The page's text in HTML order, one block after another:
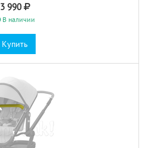
3 990
В наличии
Купить